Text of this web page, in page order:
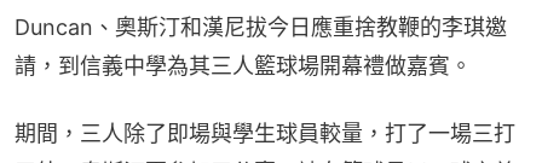
Duncan、奧斯汀和漢尼拔今日應重捨教鞭的李琪邀
請，到信義中學為其三人籃球場開幕禮做嘉賓。
期間，三人除了即場與學生球員較量，打了一場三打